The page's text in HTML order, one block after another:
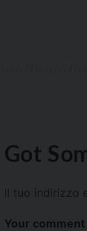
Got
Il tuo indirizzo
Your comment